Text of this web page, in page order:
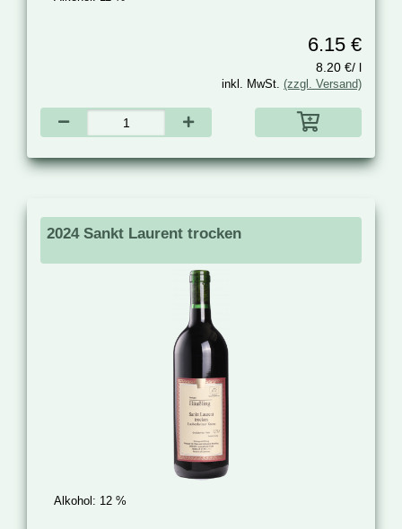
6.15 €
8.20 €/ l
inkl. MwSt. (zzgl. Versand)
2024 Sankt Laurent trocken
Alkohol: 12 %